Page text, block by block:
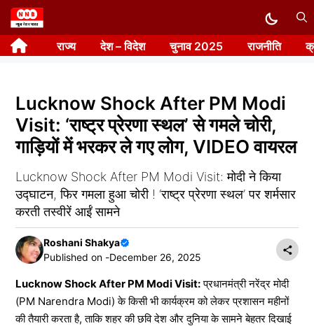
Skip
to
content राज्य देश – विदेश चुनाव 2025 राजनीति
Lucknow Shock After PM Modi
Visit: ‘राष्ट्र प्रेरणा स्थल’ से गमले चोरी,
गाड़ियों में भरकर ले गए लोग, VIDEO वायरल
Lucknow Shock After PM Modi Visit: मोदी ने किया
उद्घाटन, फिर गमला हुआ चोरी ! ‘राष्ट्र प्रेरणा स्थल’ पर शर्मसार
करती तस्वीरें आईं सामने
Roshani Shakya
Published on -December 26, 2025
Lucknow Shock After PM Modi Visit:प्रधानमंत्री नरेंद्र मोदी
(PM Narendra Modi) के किसी भी कार्यक्रम को लेकर प्रशासन महीनों
की तैयारी करता है, ताकि शहर की छवि देश और दुनिया के सामने बेहतर दिखाई